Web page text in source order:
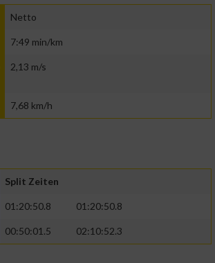
Netto
7:49 min/km
2,13 m/s
7,68 km/h
Split Zeiten
01:20:50.8 01:20:50.8
00:50:01.5 02:10:52.3